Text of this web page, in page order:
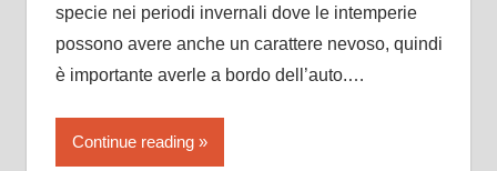
specie nei periodi invernali dove le intemperie
possono avere anche un carattere nevoso, quindi
è importante averle a bordo dell’auto.…
Continue reading